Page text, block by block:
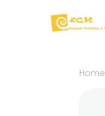
Home